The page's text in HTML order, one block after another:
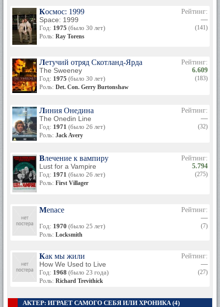
Космос: 1999
Space: 1999
Год: 1975 (было 30 лет)
Роль: Ray Torens
Рейтинг:
—
(141)
Летучий отряд Скотланд-Ярда
The Sweeney
Год: 1975 (было 30 лет)
Роль: Det. Con. Gerry Burtonshaw
Рейтинг:
6.609
(183)
Линия Онедина
The Onedin Line
Год: 1971 (было 26 лет)
Роль: Jack Avery
Рейтинг:
—
(32)
Влечение к вампиру
Lust for a Vampire
Год: 1971 (было 26 лет)
Роль: First Villager
Рейтинг:
5.794
(275)
Menace
Год: 1970 (было 25 лет)
Роль: Locksmith
Рейтинг:
—
(7)
Как мы жили
How We Used to Live
Год: 1968 (было 23 года)
Роль: Richard Trevithick
Рейтинг:
—
(27)
АКТЕР: ИГРАЕТ САМОГО СЕБЯ ИЛИ ХРОНИКА (4)